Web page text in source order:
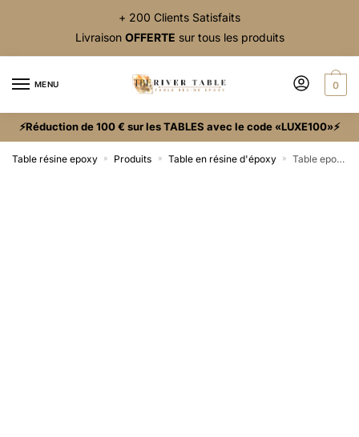
+ 200 Clients Satisfaits
Livraison OFFERTE sur tous les produits
MENU 0
⚡Réduction de 100 € sur les TABLES avec le code «LUXE100»⚡
Table résine epoxy » Produits » Table en résine d'époxy » Table epoxy